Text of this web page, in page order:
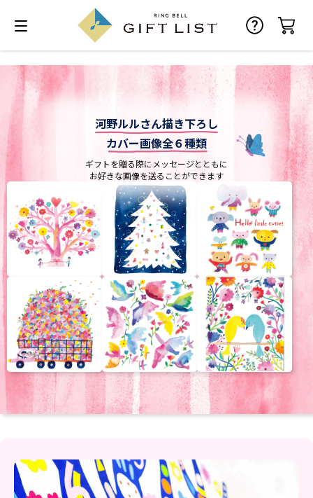
河野ルルさん描き下ろし
カバー画像全６種類
ギフトを贈る際にメッセージとともに
お好きな画像を送ることができます